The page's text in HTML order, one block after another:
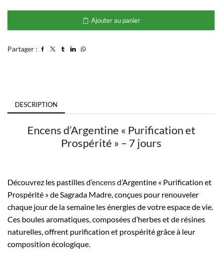
Ajouter au panier
Partager :
DESCRIPTION
Encens d’Argentine « Purification et
Prospérité » – 7 jours
Découvrez les pastilles d’encensd’Argentine « Purification et
Prospérité » de Sagrada Madre, conçues pour renouveler
chaque jour de la semaine les énergies de votre espace de vie.
Ces boules aromatiques, composées d’herbes et de résines
naturelles, offrent purification et prospérité grâce à leur
composition écologique.